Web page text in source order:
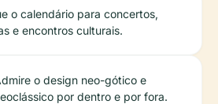
o calendário para concertos,
e encontros culturais.
o design neo-gótico e
por dentro e por fora.